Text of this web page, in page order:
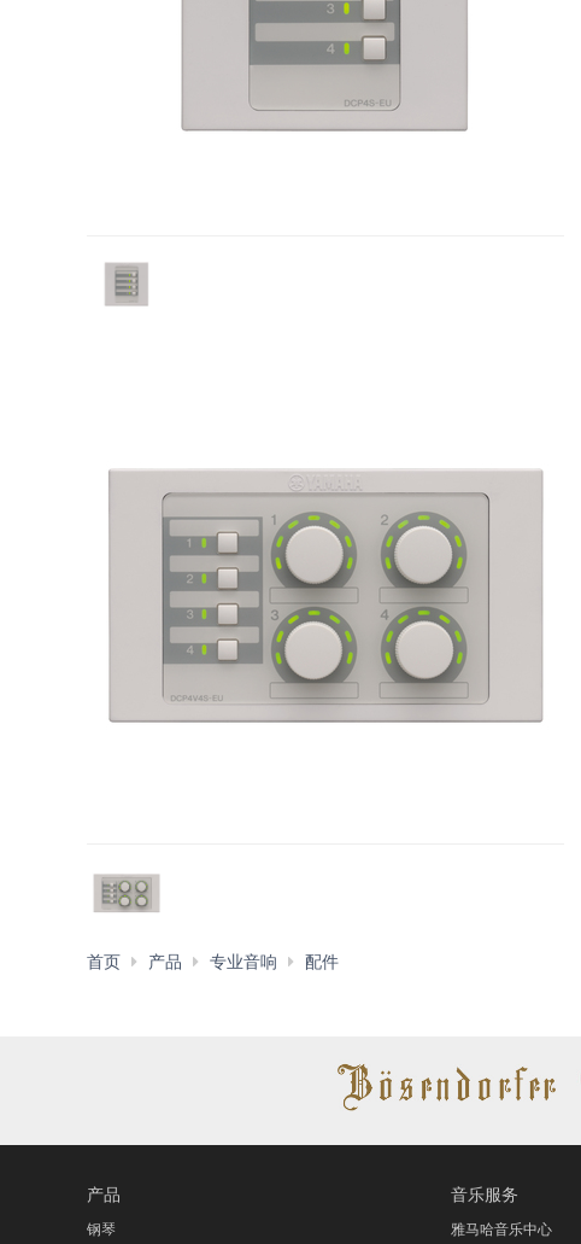
首页 产品 专业音响 配件
产品
钢琴
音乐服务
雅马哈音乐中心